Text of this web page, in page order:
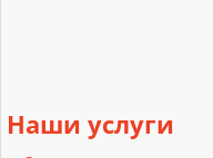
Наши услуги